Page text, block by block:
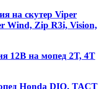
на скутер Viper
Wind, Zip R3i, Vision,
12В на мопед 2Т, 4Т
Honda DIO, TACT